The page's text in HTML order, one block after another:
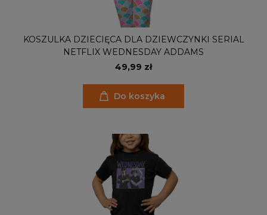
KOSZULKA DZIECIĘCA DLA DZIEWCZYNKI SERIAL
NETFLIX WEDNESDAY ADDAMS
49,99 zł
Do koszyka